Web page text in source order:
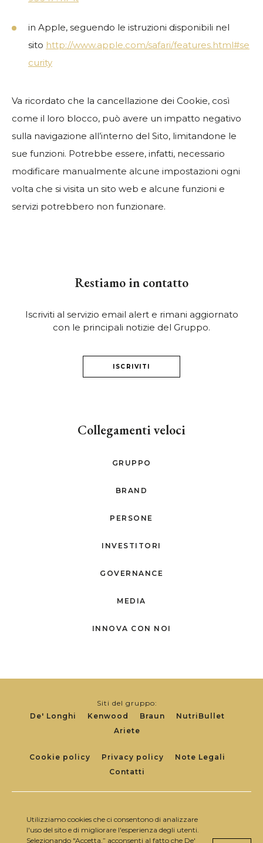
in Apple, seguendo le istruzioni disponibili nel
sito http://www.apple.com/safari/features.html#se
curity
Va ricordato che la cancellazione dei Cookie, così
come il loro blocco, può avere un impatto negativo
sulla navigazione all’interno del Sito, limitandone le
sue funzioni. Potrebbe essere, infatti, necessario
modificare manualmente alcune impostazioni ogni
volta che si visita un sito web e alcune funzioni e
servizi potrebbero non funzionare.
Restiamo in contatto
Iscriviti al servizio email alert e rimani aggiornato
con le principali notizie del Gruppo.
ISCRIVITI
Collegamenti veloci
GRUPPO
BRAND
PERSONE
INVESTITORI
GOVERNANCE
MEDIA
INNOVA CON NOI
Siti del gruppo:
De' Longhi
Kenwood Braun
NutriBullet
Ariete
Footer
Links
Cookie policy Privacy policy
Note Legali
Contatti
Utilizziamo cookies che ci consentono di analizzare
l'uso del sito e di migliorare l'esperienza degli utenti.
Selezionando "Accetta,” acconsenti al fatto che De'